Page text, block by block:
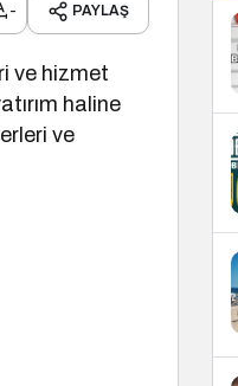
- PAYLAŞ
ve hizmet
haline
ve